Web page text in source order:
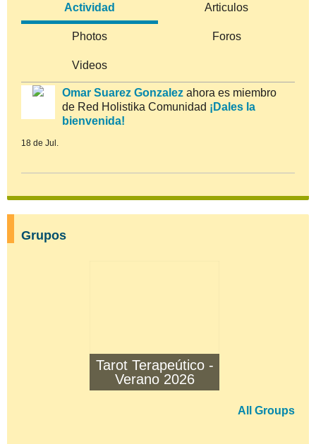
Actividad Articulos
Photos Foros
Videos
Omar Suarez Gonzalez ahora es miembro
de Red Holistika Comunidad ¡Dales la
bienvenida!
18 de Jul.
Grupos
Tarot Terapeútico -
Verano 2026
All Groups